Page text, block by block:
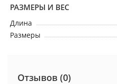
РАЗМЕРЫ И ВЕС
Длина
Размеры
Отзывов (0)